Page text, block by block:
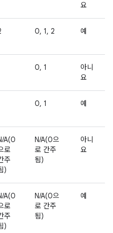
요
0, 1, 2 예
0, 1
아니
요
0, 1 예
A(0
로
주
)
N/A(0으
로 간주
됨)
아니
요
A(0
로
주
)
N/A(0으
로 간주
됨)
예